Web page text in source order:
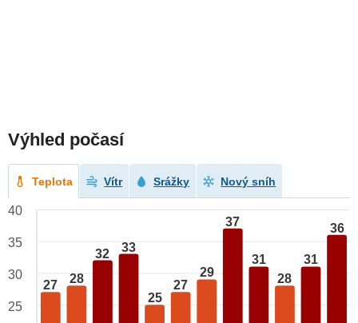
Výhled počasí
Teplota Vítr Srážky Nový sníh
27 28
32 33
25
27
29
37
31
28
31
36
40
35
30
25